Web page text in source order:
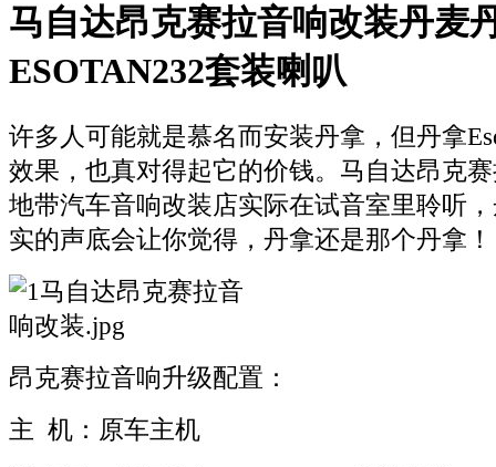
马自达昂克赛拉音响改装丹麦
ESOTAN232套装喇叭
许多人可能就是慕名而安装丹拿，但丹拿
效果，也真对得起它的价钱。马自达昂克
地带汽车音响改装店实际在试音室里聆听
实的声底会让你觉得，丹拿还是那个丹拿！
昂克赛拉音响升级配置：
主 机：原车主机